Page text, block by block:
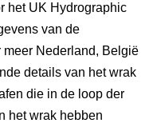
het UK Hydrographic
van de
meer Nederland, België
details van het wrak
die in de loop der
het wrak hebben